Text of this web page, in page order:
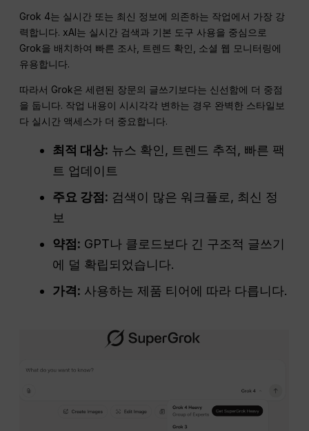
Grok 4는 실시간 또는 최신 정보에 의존하는 작업에서 가장 강
력합니다. xAI는 실시간 검색과 기본 도구 사용을 중심으로
Grok을 배치하여 빠른 조사, 트렌드 확인, 소셜 웹 모니터링에
유용합니다.
따라서 Grok은 세련된 장문의 글쓰기보다는 신선함에 더 중점
을 둡니다. 작업 내용이 시시각각 변하는 경우 완벽한 스타일보
다 실시간 액세스가 더 중요합니다.
최적 대상: 뉴스 확인, 트렌드 추적, 빠른 팩
트 업데이트
주요 강점: 검색이 많은 워크플로, 최신 정
보
약점: GPT나 클로드보다 긴 구조적 글쓰기
에 덜 확립되었습니다.
가격: 사용하는 제품 티어에 따라 다릅니다.